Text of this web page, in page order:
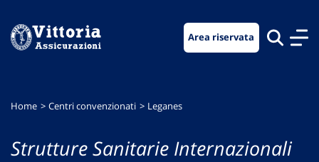
menu
contenuto
footer
Area riservata
Home Centri convenzionati Leganes
Strutture Sanitarie Internazionali